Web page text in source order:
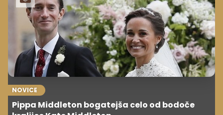
NOVICE
Pippa Middleton bogatejša celo od bodoče